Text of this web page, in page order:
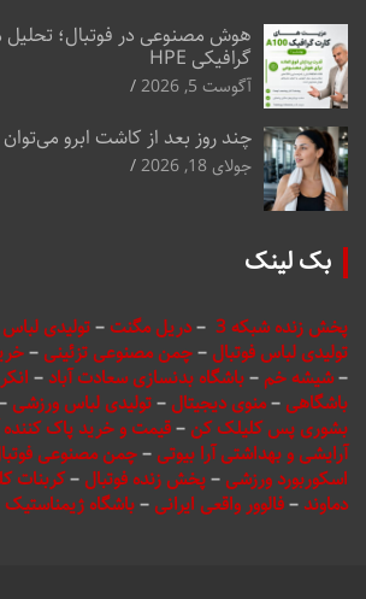
هوش مصنوعی در فوتبال؛ تحلیل
گرافیکی HPE
آگوست 5, 2026
چند روز بعد از کاشت ابرو
جولای 18, 2026
بک لینک
پخش زنده شبکه 3 –دریل مگنت–تولیدی
تولیدی لباس فوتبال –چمن مصنوعی تزئینی –
–شیشه خم–باشگاه بدنسازی سعادت آباد –
باشگاهی –منوی دیجیتال –تولیدی لباس ورزشی
بشوری پس کلیلک کن –قیمت و خرید پاک کننده
آرایشی و بهداشتی آرا بیوتی –چمن مصنوعی
اسکوربورد ورزشی –پخش زنده فوتبال –کربنات
دماوند–فالوور واقعی ایرانی –باشگاه ژیمناستیک